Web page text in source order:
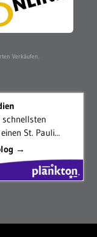
Verkäufen.
schnellsten
St. Pauli...
→